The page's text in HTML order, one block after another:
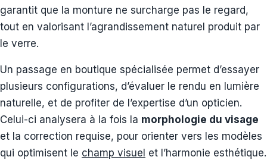
garantit que la monture ne surcharge pas le regard,
tout en valorisant l’agrandissement naturel produit par
le verre.
Un passage en boutique spécialisée permet d’essayer
plusieurs configurations, d’évaluer le rendu en lumière
naturelle, et de profiter de l’expertise d’un opticien.
Celui-ci analysera à la fois la morphologie du visage
et la correction requise, pour orienter vers les modèles
qui optimisent le champ visuel et l’harmonie esthétique.